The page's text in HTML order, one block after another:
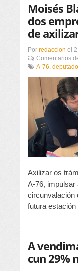
Moisés
dos
de
Por redaccion el
Comentarios
A-76, deputado
Axilizar os
A-76, impulsar
circunvalación
futura
A
cun 29%